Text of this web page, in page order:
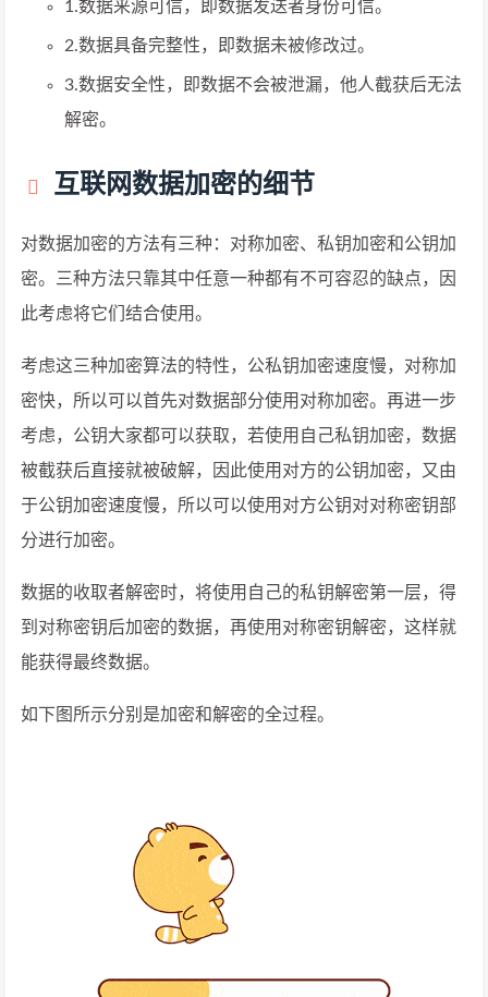
1.数据来源可信，即数据发送者身份可信。
2.数据具备完整性，即数据未被修改过。
3.数据安全性，即数据不会被泄漏，他人截获后无法
解密。
互联网数据加密的细节
对数据加密的方法有三种：对称加密、私钥加密和公钥加
密。三种方法只靠其中任意一种都有不可容忍的缺点，因
此考虑将它们结合使用。
考虑这三种加密算法的特性，公私钥加密速度慢，对称加
密快，所以可以首先对数据部分使用对称加密。再进一步
考虑，公钥大家都可以获取，若使用自己私钥加密，数据
被截获后直接就被破解，因此使用对方的公钥加密，又由
于公钥加密速度慢，所以可以使用对方公钥对对称密钥部
分进行加密。
数据的收取者解密时，将使用自己的私钥解密第一层，得
到对称密钥后加密的数据，再使用对称密钥解密，这样就
能获得最终数据。
如下图所示分别是加密和解密的全过程。